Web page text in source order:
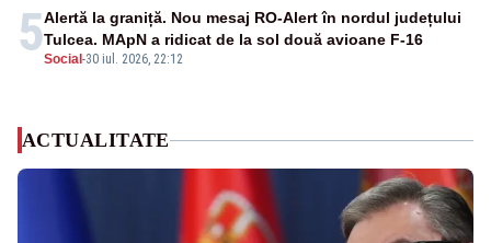
5Social -30 iul. 2026, 22:12
Alertă la graniță. Nou mesaj RO-Alert în nordul județului
Tulcea. MApN a ridicat de la sol două avioane F-16
ACTUALITATE